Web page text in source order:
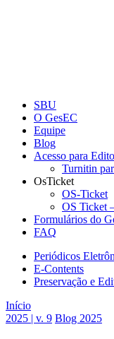
SBU
O GesEC
Equipe
Blog
Acesso para
Turnitin
OsTicket
OS-Ticket
OS Ticket
Formulários do
FAQ
Periódicos
E-Contents
Preservação e
Início
2025 | v. 9 Blog 2025